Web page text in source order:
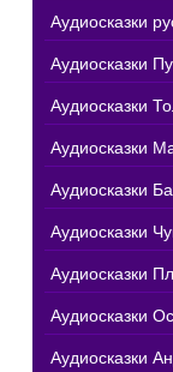
Аудиосказки
Аудиосказки
Аудиосказки
Аудиосказки
Аудиосказки
Аудиосказки
Аудиосказки
Аудиосказки
Аудиосказки